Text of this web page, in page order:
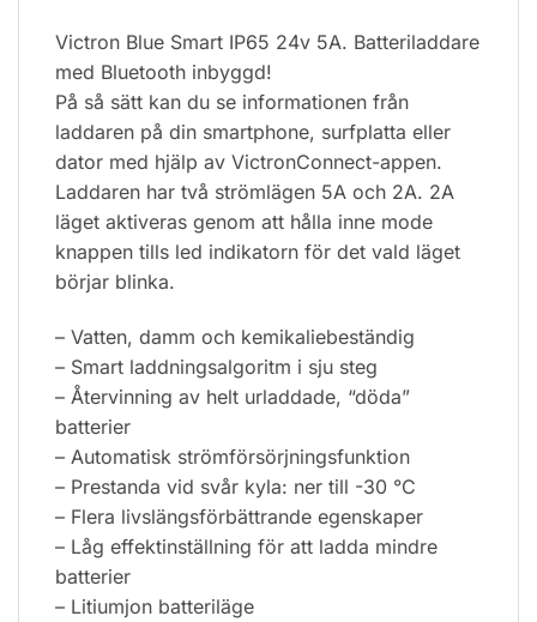
Victron Blue Smart IP65 24v 5A. Batteriladdare
med Bluetooth inbyggd!
På så sätt kan du se informationen från
laddaren på din smartphone, surfplatta eller
dator med hjälp av VictronConnect-appen.
Laddaren har två strömlägen 5A och 2A. 2A
läget aktiveras genom att hålla inne mode
knappen tills led indikatorn för det vald läget
börjar blinka.
– Vatten, damm och kemikaliebeständig
– Smart laddningsalgoritm i sju steg
– Återvinning av helt urladdade, “döda”
batterier
– Automatisk strömförsörjningsfunktion
– Prestanda vid svår kyla: ner till -30 °C
– Flera livslängsförbättrande egenskaper
– Låg effektinställning för att ladda mindre
batterier
– Litiumjon batteriläge